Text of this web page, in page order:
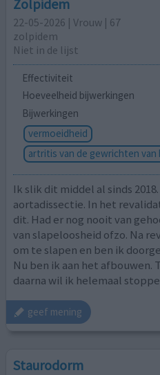
Zolpidem
22-05-2026 | Vrouw | 67
zolpidem
Niet in de lijst
Effectiviteit
Hoeveelheid bijwerkingen
Bijwerkingen
vermoeidheid
artritis van de gewrichten
Ik slik dit middel al sinds
aortadissectie. In het
dit. Had er nog nooit van
van slapeloosheid ofzo. Na
om te slapen en ben ik
Nu ben ik aan het afbouwen.
daarna wil ik helemaal
geef mening
Staurodorm